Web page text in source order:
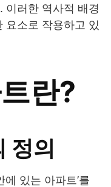
이러한 역사적 배경
요소로 작용하고 있
란?
정의
있는 아파트’를